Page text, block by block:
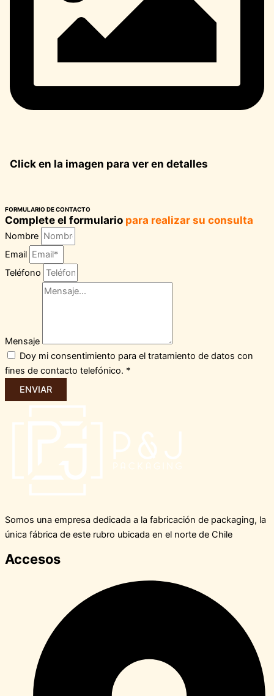
Click en la imagen para ver en detalles
FORMULARIO DE CONTACTO
Complete el formulario para realizar su consulta
Nombre
Email
Teléfono
Mensaje
Doy mi consentimiento para el tratamiento de datos con
fines de contacto telefónico. *
ENVIAR
Somos una empresa dedicada a la fabricación de packaging, la
única fábrica de este rubro ubicada en el norte de Chile
Accesos